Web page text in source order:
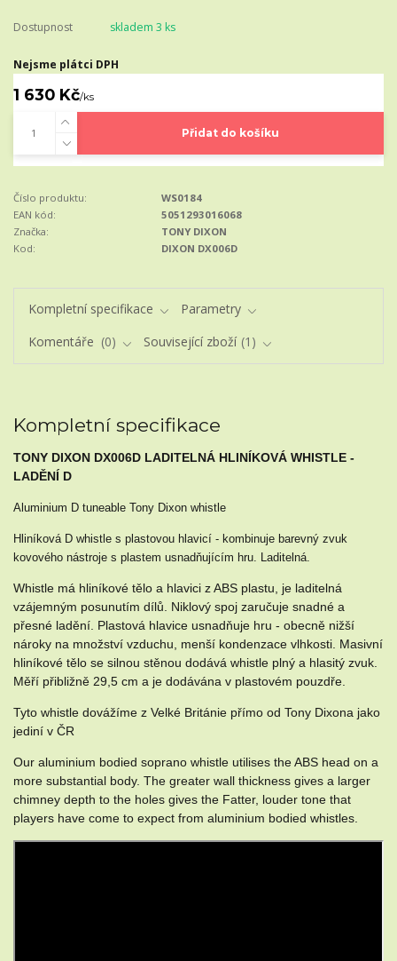
Dostupnost skladem 3 ks
Nejsme plátci DPH
1 630 Kč/ks
Přidat do košíku
Číslo produktu:
WS0184
EAN kód:
5051293016068
Značka:
TONY DIXON
Kod:
DIXON DX006D
Kompletní specifikace
Parametry
Komentáře
0 Související zboží 1
Kompletní specifikace
TONY DIXON DX006D LADITELNÁ HLINÍKOVÁ WHISTLE -
LADĚNÍ D
Aluminium D tuneable Tony Dixon whistle
Hliníková D whistle s plastovou hlavicí - kombinuje barevný zvuk
kovového nástroje s plastem usnadňujícím hru. Laditelná.
Whistle má hliníkové tělo a hlavici z ABS plastu, je laditelná
vzájemným posunutím dílů. Niklový spoj zaručuje snadné a
přesné ladění. Plastová hlavice usnadňuje hru - obecně nižší
nároky na množství vzduchu, menší kondenzace vlhkosti. Masivní
hliníkové tělo se silnou stěnou dodává whistle plný a hlasitý zvuk.
Měří přibližně 29,5 cm a je dodávána v plastovém pouzdře.
Tyto whistle dovážíme z Velké Británie přímo od Tony Dixona jako
jediní v ČR
Our aluminium bodied soprano whistle utilises the ABS head on a
more substantial body. The greater wall thickness gives a larger
chimney depth to the holes gives the Fatter, louder tone that
players have come to expect from aluminium bodied whistles.